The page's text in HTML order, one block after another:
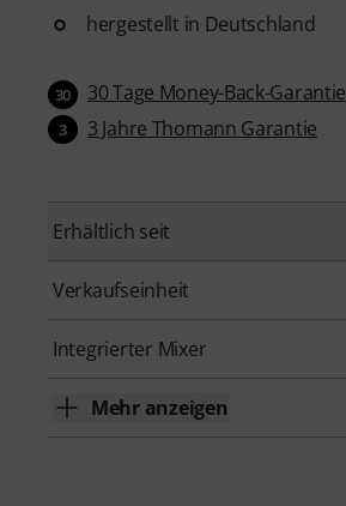
hergestellt in Deutschland
30 30 Tage Money-Back-Garantie
3 3 Jahre Thomann Garantie
Erhältlich seit
Verkaufseinheit
Integrierter Mixer
Mehr anzeigen